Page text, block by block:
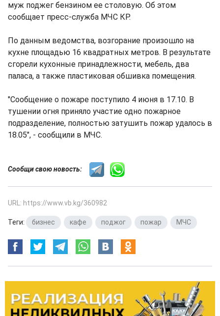
муж поджег бензином ее столовую. Об этом
сообщает пресс-служба МЧС КР.
По данным ведомства, возгорание произошло на
кухне площадью 16 квадратных метров. В результате
сгорели кухонные принадлежности, мебель, два
паласа, а также пластиковая обшивка помещения.
"Сообщение о пожаре поступило 4 июня в 17.10. В
тушении огня приняло участие одно пожарное
подразделение, полностью затушить пожар удалось в
18.05", - сообщили в МЧС.
Сообщи свою новость:
URL: https://www.vb.kg/360982
Теги: бизнес кафе поджог пожар МЧС